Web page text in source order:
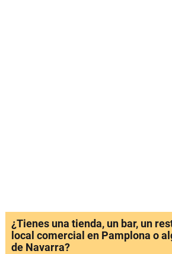
¿Tienes una tienda, un bar, un
local comercial en Pamplona o
de Navarra?